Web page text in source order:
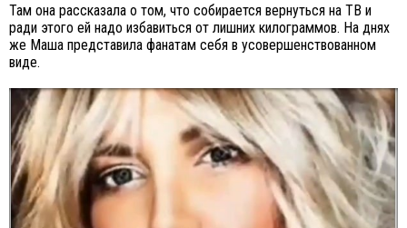
Там она рассказала о том, что собирается вернуться на ТВ и
ради этого ей надо избавиться от лишних килограммов. На днях
же Маша представила фанатам себя в усовершенствованном
виде.